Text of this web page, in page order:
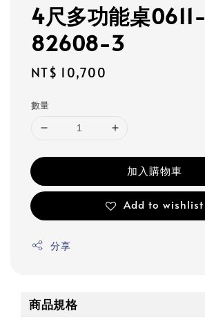
4尺多功能桌0611-
82608-3
Regular
NT$ 10,700
數量
加入購物車
Add to wishlist
分享
商品規格